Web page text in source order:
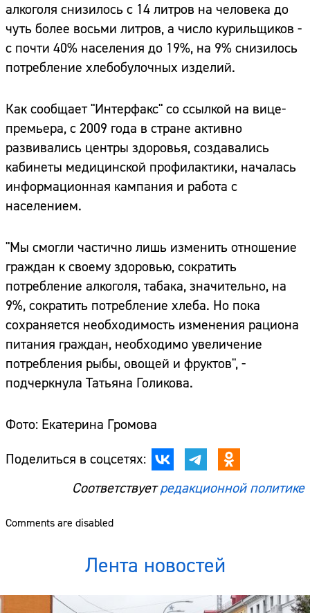
алкоголя снизилось с 14 литров на человека до
чуть более восьми литров, а число курильщиков -
с почти 40% населения до 19%, на 9% снизилось
потребление хлебобулочных изделий.
Как сообщает "Интерфакс" со ссылкой на вице-
премьера, с 2009 года в стране активно
развивались центры здоровья, создавались
кабинеты медицинской профилактики, началась
информационная кампания и работа с
населением.
"Мы смогли частично лишь изменить отношение
граждан к своему здоровью, сократить
потребление алкоголя, табака, значительно, на
9%, сократить потребление хлеба. Но пока
сохраняется необходимость изменения рациона
питания граждан, необходимо увеличение
потребления рыбы, овощей и фруктов", -
подчеркнула Татьяна Голикова.
Фото: Екатерина Громова
Поделиться в соцсетях:
Соответствуетредакционной политике
Comments are disabled
Лента новостей